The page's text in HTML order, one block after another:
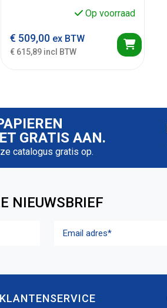
Op voorraad
€ 509,00 ex BTW
€ 615,89 incl BTW
GRATIS AAN.
catalogus gratis op.
NIEUWSBRIEF
KLANTENSERVICE